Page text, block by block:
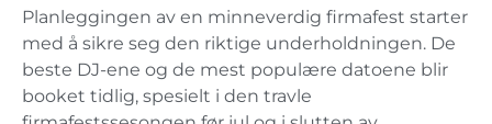
Planleggingen av en minneverdig firmafest starter
med å sikre seg den riktige underholdningen. De
beste DJ-ene og de mest populære datoene blir
booket tidlig, spesielt i den travle